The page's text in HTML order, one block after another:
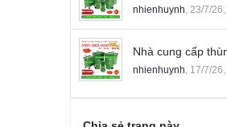
nhienhuynh, 23/7/26
Nhà cung cấp
nhienhuynh, 17/7/26